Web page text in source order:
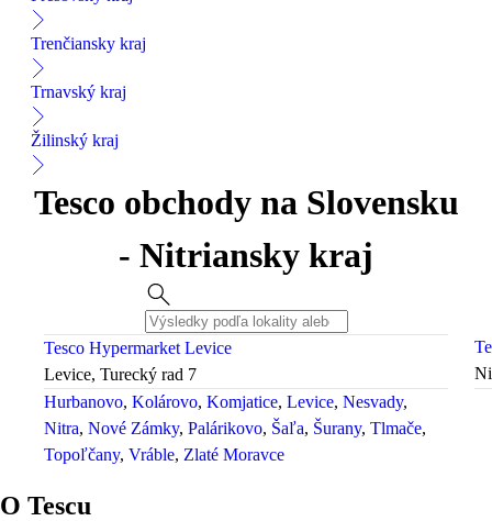
Trenčiansky kraj
Trnavský kraj
Žilinský kraj
Tesco obchody na Slovensku
- Nitriansky kraj
Tesco Hypermarket Levice
Levice, Turecký rad 7
Hurbanovo Kolárovo Komjatice Levice Nesvady
Nitra Nové Zámky Palárikovo Šaľa Šurany Tlmače
Topoľčany Vráble Zlaté Moravce
O Tescu